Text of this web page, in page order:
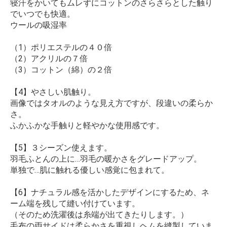
寝汗をかいてもムレずにコットンのさらさらとした触り
でいつでも快適。
ウールの吸湿率
（1）ポリエステルの４０倍
（2）アクリルの７倍
（3）コットン（綿）の２倍
【4】やさしい肌触り。
画像ではタオルのような見え方ですが、段違いの柔らか
さ。
ふかふかな手触りと軽やかな使用感です。
【5】３シーズン使えます。
羽毛ふとんの上に…羽毛の暖かさをグレードアップ。
単独で…肌に触れる優しい感覚に包まれて。
【6】ナチュラル感を活かしたデザインにするため、ネ
ーム端を残して縫い付けています。
（そのため洗濯後は糸端が出てきたりします。）